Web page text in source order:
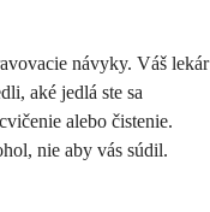
návyky. Váš lekár
aké jedlá ste sa
alebo čistenie.
nie aby vás súdil.